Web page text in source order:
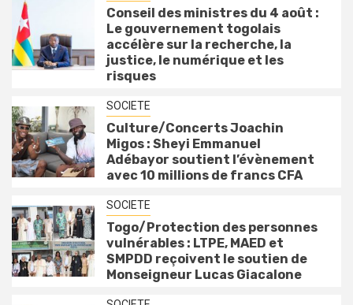
Conseil des ministres du 4 août :
Le gouvernement togolais
accélère sur la recherche, la
justice, le numérique et les
risques
SOCIETE
Culture/Concerts Joachin
Migos : Sheyi Emmanuel
Adébayor soutient l’évènement
avec 10 millions de francs CFA
SOCIETE
Togo/Protection des personnes
vulnérables : LTPE, MAED et
SMPDD reçoivent le soutien de
Monseigneur Lucas Giacalone